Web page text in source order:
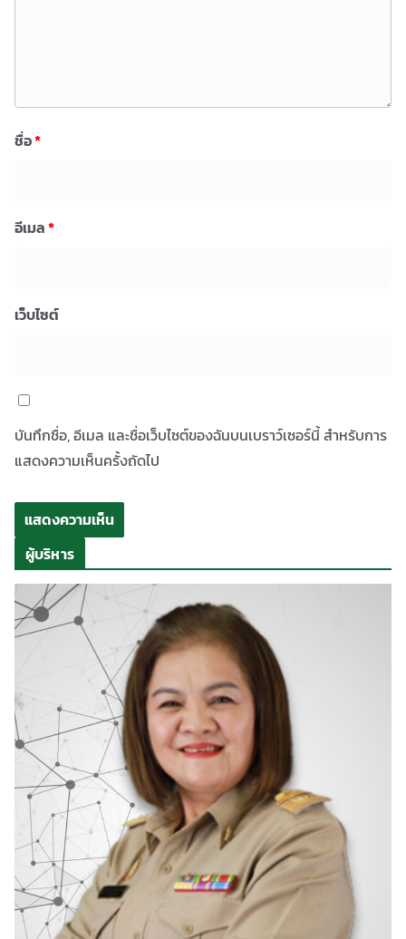
ชื่อ*
อีเมล*
เว็บไซต์
บันทึกชื่อ, อีเมล และชื่อเว็บไซต์ของฉันบนเบราว์เซอร์นี้ สำหรับการ
แสดงความเห็นครั้งถัดไป
ผู้บริหาร